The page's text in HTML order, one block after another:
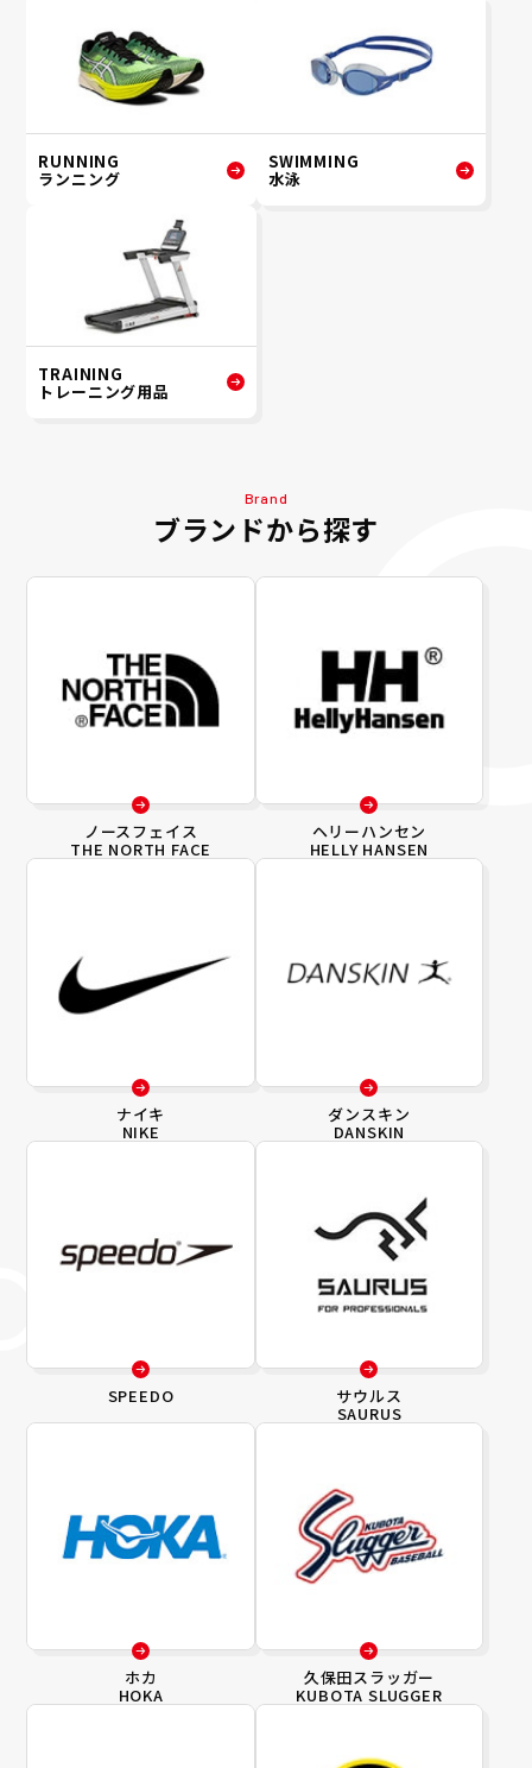
RUNNING
ランニング
SWIMMING
水泳
TRAINING
トレーニング用品
Brand
ブランドから探す
ノースフェイス
THE NORTH FACE
ヘリーハンセン
HELLY HANSEN
ナイキ
NIKE
ダンスキン
DANSKIN
SPEEDO サウルス
SAURUS
ホカ
HOKA
久保田スラッガー
KUBOTA SLUGGER